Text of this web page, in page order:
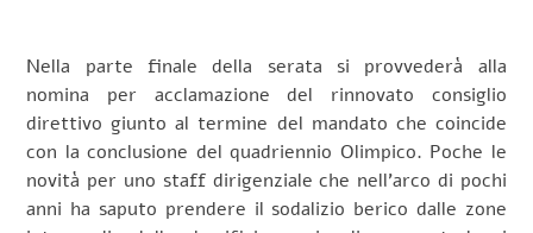
Nella parte finale della serata si provvederà alla
nomina per acclamazione del rinnovato consiglio
direttivo giunto al termine del mandato che coincide
con la conclusione del quadriennio Olimpico. Poche le
novità per uno staff dirigenziale che nell’arco di pochi
anni ha saputo prendere il sodalizio berico dalle zone